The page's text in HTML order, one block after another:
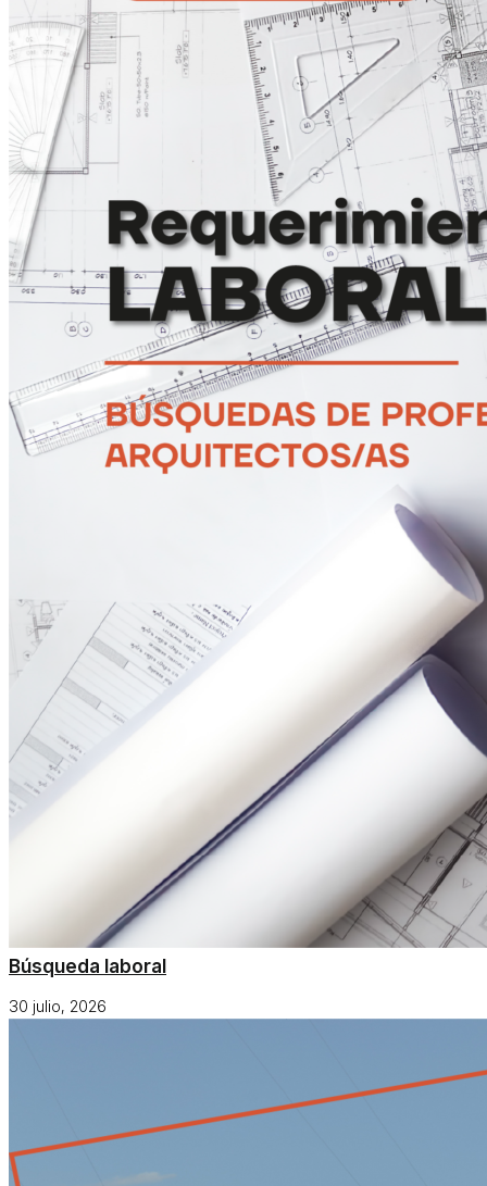
Búsqueda laboral
30 julio, 2026